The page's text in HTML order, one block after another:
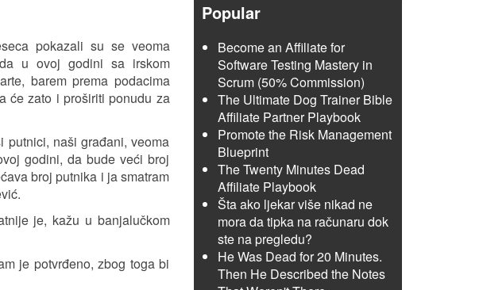
pokazali su se veoma
u ovoj godini sa irskom
barem prema podacima
će zato i proširiti ponudu za
naši građani, veoma
godini, da bude veći broj
broj putnika i ja smatram
je, kažu u banjalučkom
je potvrđeno, zbog toga bi
Popular
Become an Affiliate for
Software Testing Mastery in
Scrum (50% Commission)
The Ultimate Dog Trainer Bible
Affiliate Partner Playbook
Promote the Risk Management
Blueprint
The Twenty Minutes Dead
Affiliate Playbook
Šta ako ljekar više nikad ne
mora da tipka na računaru dok
ste na pregledu?
He Was Dead for 20 Minutes.
Then He Described the Notes